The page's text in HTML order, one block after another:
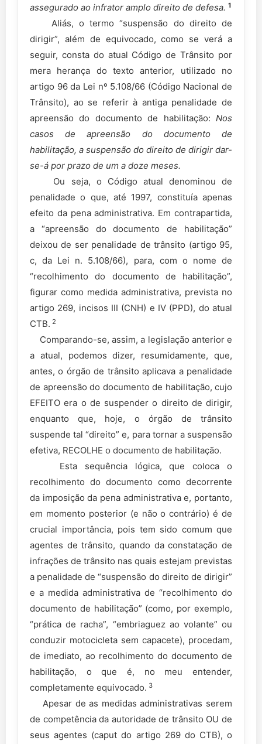
assegurado ao infrator amplo direito de defesa. 1
Aliás, o termo “suspensão do direito de
dirigir”, além de equivocado, como se verá a
seguir, consta do atual Código de Trânsito por
mera herança do texto anterior, utilizado no
artigo 96 da Lei nº 5.108/66 (Código Nacional de
Trânsito), ao se referir à antiga penalidade de
apreensão do documento de habilitação: Nos
casos de apreensão do documento de
habilitação, a suspensão do direito de dirigir dar-
se-á por prazo de um a doze meses.
Ou seja, o Código atual denominou de
penalidade o que, até 1997, constituía apenas
efeito da pena administrativa. Em contrapartida,
a “apreensão do documento de habilitação”
deixou de ser penalidade de trânsito (artigo 95,
c, da Lei n. 5.108/66), para, com o nome de
“recolhimento do documento de habilitação”,
figurar como medida administrativa, prevista no
artigo 269, incisos III (CNH) e IV (PPD), do atual
CTB. 2
Comparando-se, assim, a legislação anterior e
a atual, podemos dizer, resumidamente, que,
antes, o órgão de trânsito aplicava a penalidade
de apreensão do documento de habilitação, cujo
EFEITO era o de suspender o direito de dirigir,
enquanto que, hoje, o órgão de trânsito
suspende tal “direito” e, para tornar a suspensão
efetiva, RECOLHE o documento de habilitação.
Esta sequência lógica, que coloca o
recolhimento do documento como decorrente
da imposição da pena administrativa e, portanto,
em momento posterior (e não o contrário) é de
crucial importância, pois tem sido comum que
agentes de trânsito, quando da constatação de
infrações de trânsito nas quais estejam previstas
a penalidade de “suspensão do direito de dirigir”
e a medida administrativa de “recolhimento do
documento de habilitação” (como, por exemplo,
“prática de racha”, “embriaguez ao volante” ou
conduzir motocicleta sem capacete), procedam,
de imediato, ao recolhimento do documento de
habilitação, o que é, no meu entender,
completamente equivocado. 3
Apesar de as medidas administrativas serem
de competência da autoridade de trânsito OU de
seus agentes (caput do artigo 269 do CTB), o